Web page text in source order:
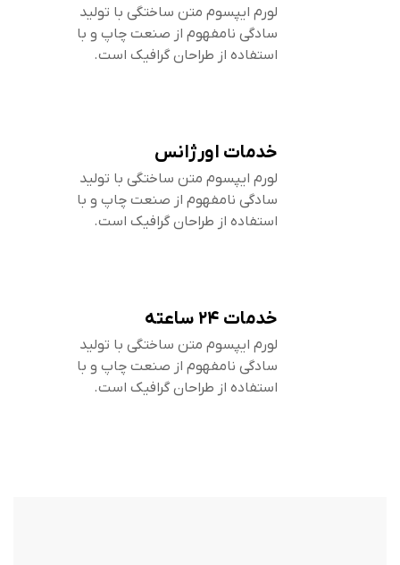
لورم ایپسوم متن ساختگی با تولید
سادگی نامفهوم از صنعت چاپ و با
استفاده از طراحان گرافیک است.
خدمات اورژانس
لورم ایپسوم متن ساختگی با تولید
سادگی نامفهوم از صنعت چاپ و با
استفاده از طراحان گرافیک است.
خدمات ۲۴ ساعته
لورم ایپسوم متن ساختگی با تولید
سادگی نامفهوم از صنعت چاپ و با
استفاده از طراحان گرافیک است.